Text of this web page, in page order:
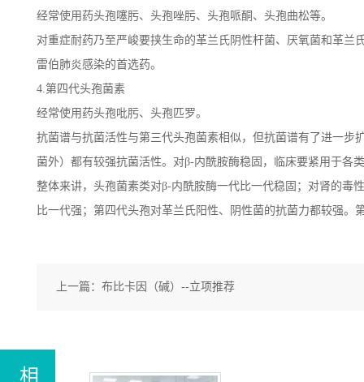
经常使用药头孢噻肟、头孢唑肟、头孢哌酮、头孢曲松等。
对重症耐药乃至严峻要挟生命的革兰氏阴性杆菌、厌氧菌和革
雷伯肺炎感染的首选药。
4.第四代头孢菌素
经常使用药头孢吡肟、头孢匹罗。
抗菌谱与抗菌活性与第三代头孢菌素相似，但抗菌谱有了进一
菌外）都有较强抗菌活性。对β-内酰胺酶稳固，临床要紧用于各
整体来讲，头孢菌素类对β-内酰胺酶一代比一代稳固；对肾的毒
比一代强；第四代头孢对革兰氏阳性、阴性菌的抗菌力都较强。
上一篇： 布比卡因（碱）--立项推荐
相